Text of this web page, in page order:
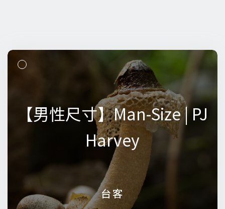
【男性尺寸】Man-Size | PJ
Harvey
台客
【男性尺寸】Man-Size | PJ
Harvey
台客